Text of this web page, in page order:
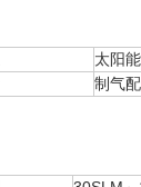
太阳能
制气